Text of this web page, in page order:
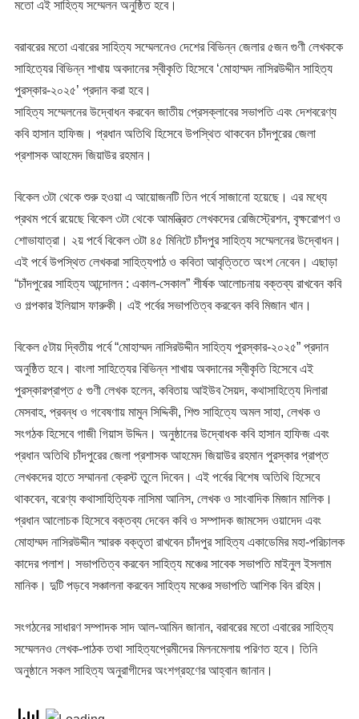
মতো এই সাহিত্য সম্মেলন অনুষ্ঠিত হবে।
বরাবরের মতো এবারের সাহিত্য সম্মেলনেও দেশের বিভিন্ন জেলার ৫জন গুণী লেখককে
সাহিত্যের বিভিন্ন শাখায় অবদানের স্বীকৃতি হিসেবে ‘মোহাম্মদ নাসিরউদ্দীন সাহিত্য
পুরস্কার-২০২৫’ প্রদান করা হবে।
সাহিত্য সম্মেলনের উদ্বোধন করবেন জাতীয় প্রেসক্লাবের সভাপতি এবং দেশবরেণ্য
কবি হাসান হাফিজ। প্রধান অতিথি হিসেবে উপস্থিত থাকবেন চাঁদপুরের জেলা
প্রশাসক আহমেদ জিয়াউর রহমান।
বিকেল ৩টা থেকে শুরু হওয়া এ আয়োজনটি তিন পর্বে সাজানো হয়েছে। এর মধ্যে
প্রথম পর্বে রয়েছে বিকেল ৩টা থেকে আমন্ত্রিত লেখকদের রেজিস্ট্রেশন, বৃক্ষরোপণ ও
শোভাযাত্রা। ২য় পর্বে বিকেল ৩টা ৪৫ মিনিটে চাঁদপুর সাহিত্য সম্মেলনের উদ্বোধন।
এই পর্বে উপস্থিত লেখকরা সাহিত্যপাঠ ও কবিতা আবৃত্তিতে অংশ নেবেন। এছাড়া
“চাঁদপুরের সাহিত্য আন্দোলন : একাল-সেকাল” শীর্ষক আলোচনায় বক্তব্য রাখবেন কবি
ও গল্পকার ইলিয়াস ফারুকী। এই পর্বের সভাপতিত্ব করবেন কবি মিজান খান।
বিকেল ৫টায় দ্বিতীয় পর্বে “মোহাম্মদ নাসিরউদ্দীন সাহিত্য পুরস্কার-২০২৫” প্রদান
অনুষ্ঠিত হবে। বাংলা সাহিত্যের বিভিন্ন শাখায় অবদানের স্বীকৃতি হিসেবে এই
পুরস্কারপ্রাপ্ত ৫ গুণী লেখক হলেন, কবিতায় আইউব সৈয়দ, কথাসাহিত্যে দিলারা
মেসবাহ, প্রবন্ধ ও গবেষণায় মামুন সিদ্দিকী, শিশু সাহিত্যে অমল সাহা, লেখক ও
সংগঠক হিসেবে গাজী গিয়াস উদ্দিন। অনুষ্ঠানের উদ্বোধক কবি হাসান হাফিজ এবং
প্রধান অতিথি চাঁদপুরের জেলা প্রশাসক আহমেদ জিয়াউর রহমান পুরস্কার প্রাপ্ত
লেখকদের হাতে সম্মাননা ক্রেস্ট তুলে দিবেন। এই পর্বের বিশেষ অতিথি হিসেবে
থাকবেন, বরেণ্য কথাসাহিত্যিক নাসিমা আনিস, লেখক ও সাংবাদিক মিজান মালিক।
প্রধান আলোচক হিসেবে বক্তব্য দেবেন কবি ও সম্পাদক জামসেদ ওয়াদেদ এবং
মোহাম্মদ নাসিরউদ্দীন স্মারক বক্তৃতা রাখবেন চাঁদপুর সাহিত্য একাডেমির মহা-পরিচালক
কাদের পলাশ। সভাপতিত্ব করবেন সাহিত্য মঞ্চের সাবেক সভাপতি মাইনুল ইসলাম
মানিক। দুটি পড়বে সঞ্চালনা করবেন সাহিত্য মঞ্চের সভাপতি আশিক বিন রহিম‌।
সংগঠনের সাধারণ সম্পাদক সাদ আল-আমিন জানান, বরাবরের মতো এবারের সাহিত্য
সম্মেলনও লেখক-পাঠক তথা সাহিত্যপ্রেমীদের মিলনমেলায় পরিণত হবে। তিনি
অনুষ্ঠানে সকল সাহিত্য অনুরাগীদের অংশগ্রহণের আহ্বান জানান।